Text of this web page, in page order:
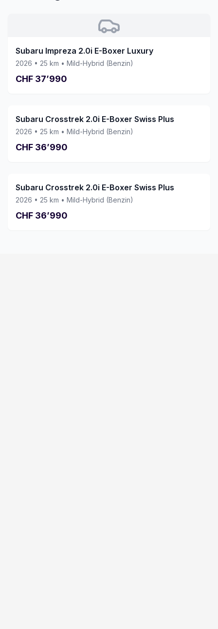
gemacht. Wir können diese Garage mit
würden jederzeit wieder ein Fahrzeug hier
kaufen. Vielen Dank an das ganze Team!
Subaru Impreza 2.0i E-Boxer Luxury
2026 • 25 km • Mild-Hybrid (Benzin)
CHF 37’990
Subaru Crosstrek 2.0i E-Boxer Swiss Plus
2026 • 25 km • Mild-Hybrid (Benzin)
CHF 36’990
Subaru Crosstrek 2.0i E-Boxer Swiss Plus
2026 • 25 km • Mild-Hybrid (Benzin)
CHF 36’990